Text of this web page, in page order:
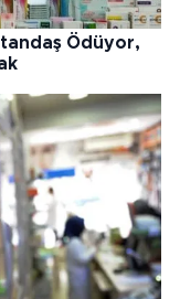
Ödüyor,